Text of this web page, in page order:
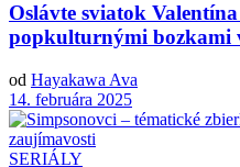
Oslávte sviatok
popkulturnými bozkami
od Hayakawa Ava
14. februára 2025
SERIÁLY